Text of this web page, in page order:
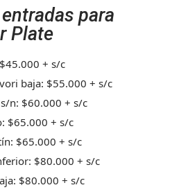
para
Plate
+ s/c
baja: $55.000 + s/c
n: $60.000 + s/c
$65.000 + s/c
$65.000 + s/c
$80.000 + s/c
$80.000 + s/c